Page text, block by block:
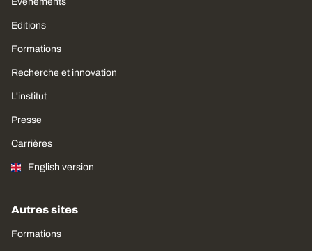
Editions
Formations
Recherche et innovation
L'institut
Presse
Carrières
English version
Autres sites
Formations